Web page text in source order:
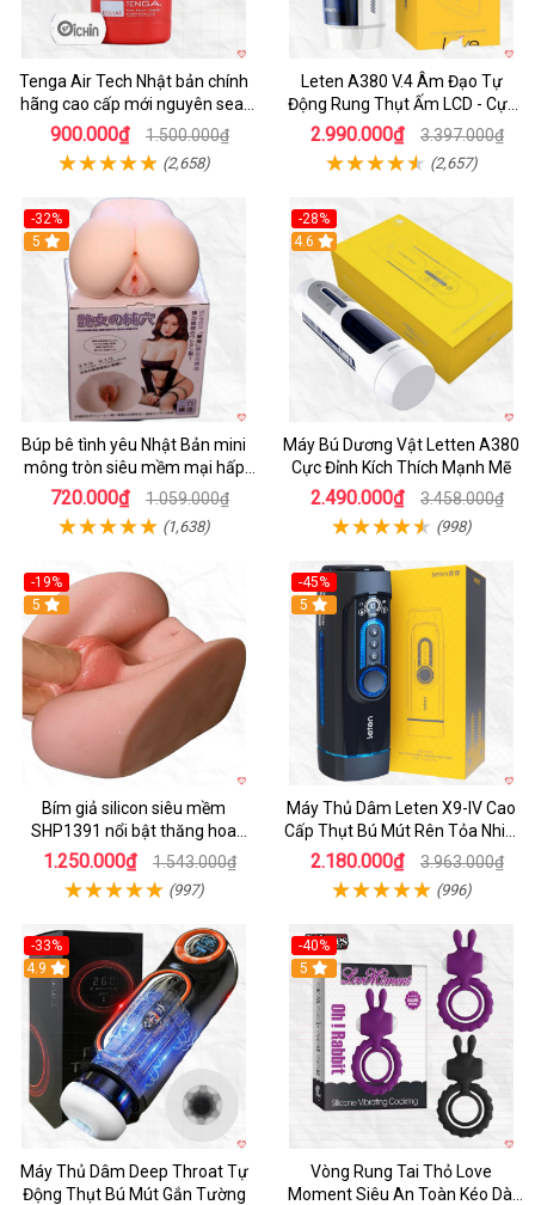
Tenga Air Tech Nhật bản chính
hãng cao cấp mới nguyên seal
giá tốt
900.000₫ 1.500.000₫
(2,658)
Leten A380 V.4 Âm Đạo Tự
Động Rung Thụt Ấm LCD - Cực
Phê
2.990.000₫ 3.397.000₫
(2,657)
-32%
Hot
5
Búp bê tình yêu Nhật Bản mini
mông tròn siêu mềm mại hấp
dẫn
720.000₫ 1.059.000₫
(1,638)
-28%
Hot
4.6
Máy Bú Dương Vật Letten A380
Cực Đỉnh Kích Thích Mạnh Mẽ
2.490.000₫ 3.458.000₫
(998)
-19%
Hot
5
Bím giả silicon siêu mềm
SHP1391 nổi bật thăng hoa
hoàn hảo
1.250.000₫ 1.543.000₫
(997)
-45%
Hot
5
Máy Thủ Dâm Leten X9-IV Cao
Cấp Thụt Bú Mút Rên Tỏa Nhiệt
Sạc Pin
2.180.000₫ 3.963.000₫
(996)
-33%
Hot
4.9
Máy Thủ Dâm Deep Throat Tự
Động Thụt Bú Mút Gắn Tường
-40%
5
Vòng Rung Tai Thỏ Love
Moment Siêu An Toàn Kéo Dài